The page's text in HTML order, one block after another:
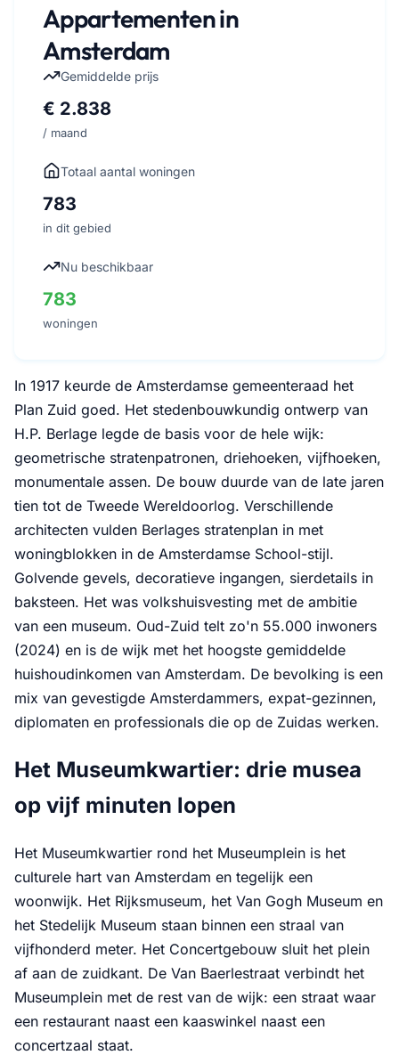
Appartementen in
Amsterdam
Gemiddelde prijs
€ 2.838
/ maand
Totaal aantal woningen
783
in dit gebied
Nu beschikbaar
783
woningen
In 1917 keurde de Amsterdamse gemeenteraad het
Plan Zuid goed. Het stedenbouwkundig ontwerp van
H.P. Berlage legde de basis voor de hele wijk:
geometrische stratenpatronen, driehoeken, vijfhoeken,
monumentale assen. De bouw duurde van de late jaren
tien tot de Tweede Wereldoorlog. Verschillende
architecten vulden Berlages stratenplan in met
woningblokken in de Amsterdamse School-stijl.
Golvende gevels, decoratieve ingangen, sierdetails in
baksteen. Het was volkshuisvesting met de ambitie
van een museum. Oud-Zuid telt zo'n 55.000 inwoners
(2024) en is de wijk met het hoogste gemiddelde
huishoudinkomen van Amsterdam. De bevolking is een
mix van gevestigde Amsterdammers, expat-gezinnen,
diplomaten en professionals die op de Zuidas werken.
Het Museumkwartier: drie musea
op vijf minuten lopen
Het Museumkwartier rond het Museumplein is het
culturele hart van Amsterdam en tegelijk een
woonwijk. Het Rijksmuseum, het Van Gogh Museum en
het Stedelijk Museum staan binnen een straal van
vijfhonderd meter. Het Concertgebouw sluit het plein
af aan de zuidkant. De Van Baerlestraat verbindt het
Museumplein met de rest van de wijk: een straat waar
een restaurant naast een kaaswinkel naast een
concertzaal staat.